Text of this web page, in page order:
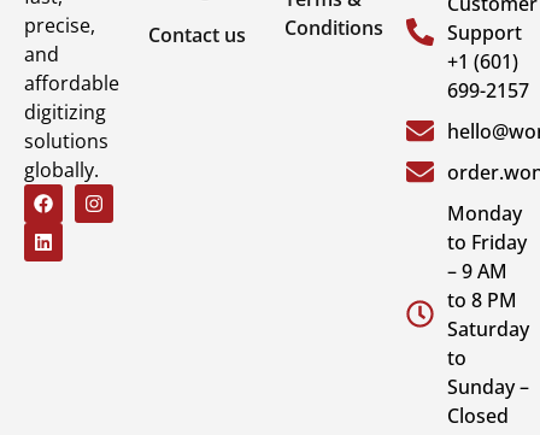
precise,
and
affordable
digitizing
solutions
globally.
Contact us
Conditions
Support
+1 (601)
699-2157
Monday
to Friday
– 9 AM
to 8 PM
Saturday
to
Sunday –
Closed